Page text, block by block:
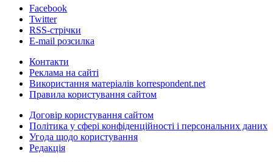
Facebook
Twitter
RSS-стрічки
E-mail розсилка
Контакти
Реклама на сайті
Використання матеріалів korrespondent.net
Правила користування сайтом
Договір користування сайтом
Політика у сфері конфіденційності і персональних даних
Угода щодо користування
Редакція